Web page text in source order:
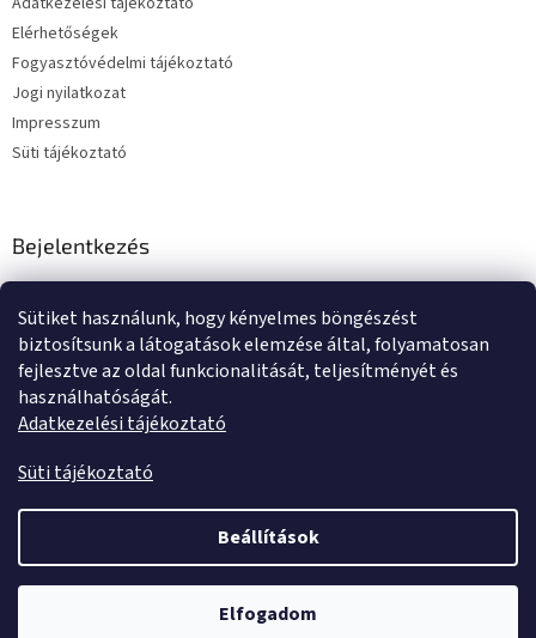
Sütiket használunk, hogy kényelmes böngészést
biztosítsunk a látogatások elemzése által, folyamatosan
fejlesztve az oldal funkcionalitását, teljesítményét és
használhatóságát.
Adatkezelési tájékoztató
Süti tájékoztató
Beállítások
Elfogadom
Elérhetőségek
Fogyasztóvédelmi tájékoztató
Jogi nyilatkozat
Impresszum
Süti tájékoztató
Bejelentkezés
Jelszó
BEJELENTKEZÉS
Új regisztrációElfelejtett jelszó
Shoptet készítette
Tente kerekek és görgők